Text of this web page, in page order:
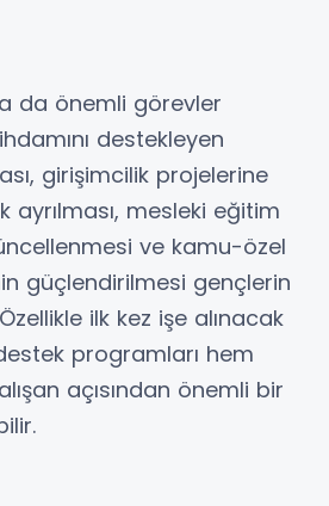
da önemli görevler
destekleyen
girişimcilik projelerine
mesleki eğitim
ve kamu-özel
güçlendirilmesi gençlerin
ilk kez işe alınacak
programları hem
açısından önemli bir